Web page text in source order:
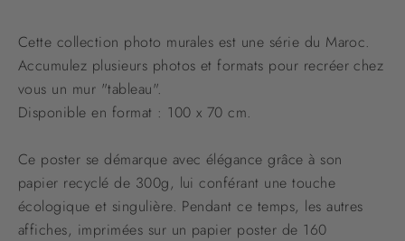
Cette collection photo murales est une série du Maroc.
Accumulez plusieurs photos et formats pour recréer chez
vous un mur "tableau".
Disponible en format : 100 x 70 cm.
Ce poster se démarque avec élégance grâce à son
papier recyclé de 300g, lui conférant une touche
écologique et singulière. Pendant ce temps, les autres
affiches, imprimées sur un papier poster de 160